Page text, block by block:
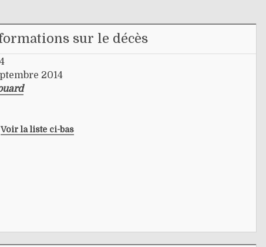
sur le décès
2014
Voir la liste ci-bas